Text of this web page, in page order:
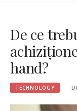
De ce
hand?
TECHNOLOGY